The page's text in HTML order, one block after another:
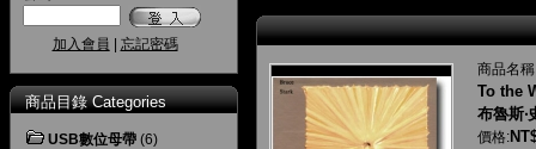
加入會員 忘記密碼
商品目錄 Categories
USB數位母帶 (6)
商品名
To the
布魯斯‧
價格: